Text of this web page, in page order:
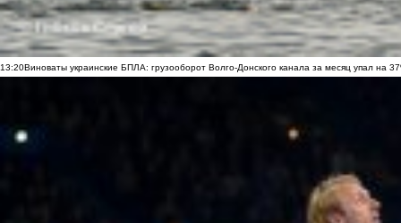
13:20Виноваты украинские БПЛА: грузооборот Волго-Донского канала за месяц упал на